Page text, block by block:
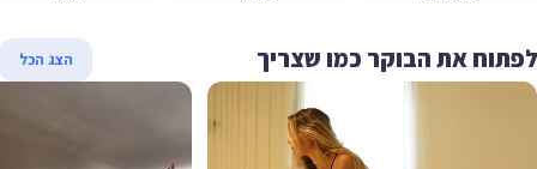
את הבוקר כמו שצריך הצג הכל